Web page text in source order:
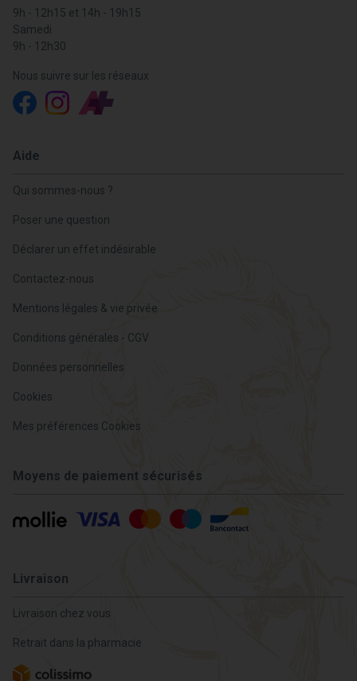
9h - 12h15 et 14h - 19h15
Samedi
9h - 12h30
Nous suivre sur les réseaux
Aide
Qui sommes-nous ?
Poser une question
Déclarer un effet indésirable
Contactez-nous
Mentions légales & vie privée
Conditions générales - CGV
Données personnelles
Cookies
Mes préférences Cookies
Moyens de paiement sécurisés
Livraison
Livraison chez vous
Retrait dans la pharmacie